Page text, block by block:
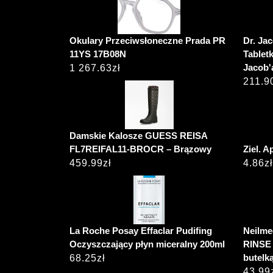
Okulary Przeciwsłoneczne Prada PR
11YS 17B08N
1 267.63zł
Damskie Kalosze GUESS REISA
FL7REIFAL11-BROCR – Brązowy
459.99zł
La Roche Posay Effaclar Pudifing
Oczyszczający płyn miceralny 200ml
68.25zł
Dr.
Ziel.
4.86zł